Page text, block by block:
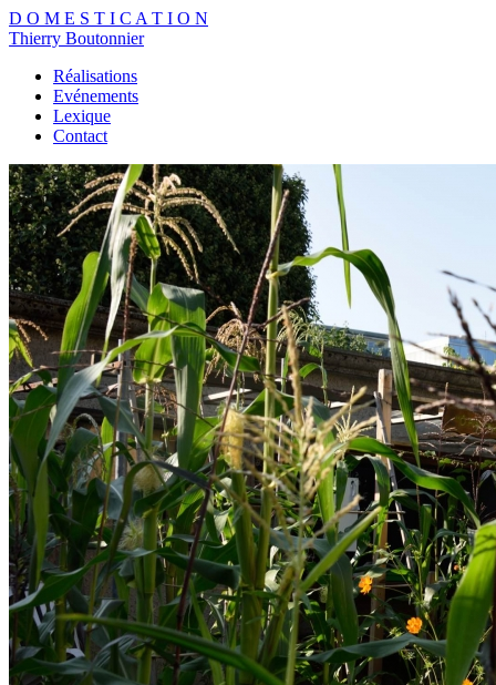
D O M E S T I C A T I O N
Thierry Boutonnier
Réalisations
Evénements
Lexique
Contact